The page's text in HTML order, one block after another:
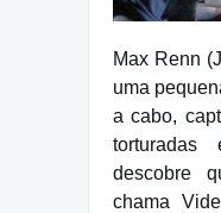
Max Renn
uma
a cabo,
descobre
chama